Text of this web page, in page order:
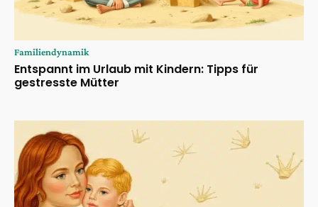
Familiendynamik
Entspannt im Urlaub mit Kindern: Tipps für
gestresste Mütter